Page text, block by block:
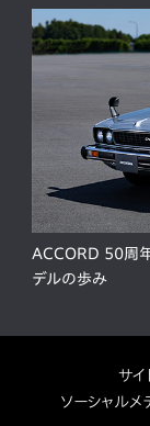
ACCORD 50周年
デルの歩み
サイ
ソーシャルメ